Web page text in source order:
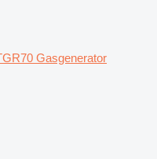
Gasgenerator